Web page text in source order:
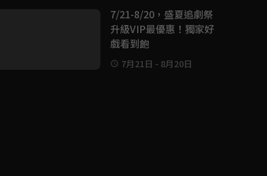
7/21-8/20，盛夏追劇祭
升級VIP最優惠！獨家好
戲看到飽
7月21日 - 8月20日